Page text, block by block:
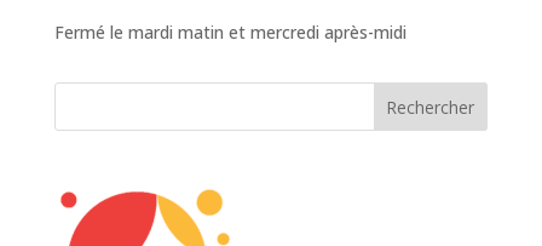
Fermé le mardi matin et mercredi après-midi